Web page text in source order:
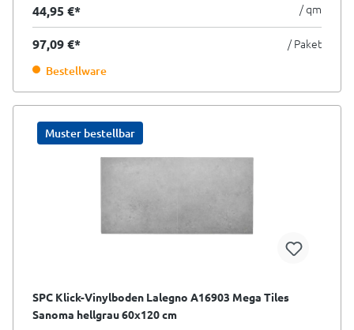
44,95 €* / qm
97,09 €* / Paket
Bestellware
Muster bestellbar
SPC Klick-Vinylboden Lalegno A16903 Mega Tiles
Sanoma hellgrau 60x120 cm